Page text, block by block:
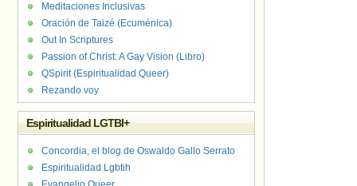
Meditaciones Inclusivas
Oración de Taizé (Ecuménica)
Out In Scriptures
Passion of Christ: A Gay Vision (Libro)
QSpirit (Espiritualidad Queer)
Rezando voy
Espiritualidad LGTBI+
Concordia, el blog de Oswaldo Gallo Serrato
Espiritualidad Lgbtih